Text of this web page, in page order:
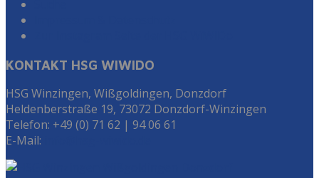
KONTAKT HSG WIWIDO
HSG Winzingen, Wißgoldingen, Donzdorf
Heldenberstraße 19, 73072 Donzdorf-Winzingen
Telefon: +49 (0) 71 62 | 94 06 61
E-Mail: